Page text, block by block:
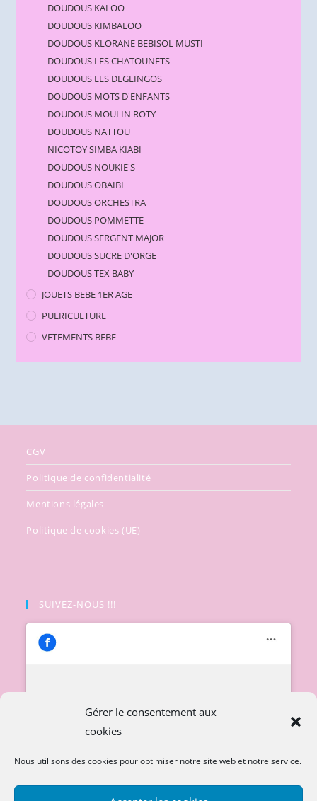
Gérer le consentement aux
cookies
Nous utilisons des cookies pour optimiser notre site web et notre service.
DOUDOUS KALOO
DOUDOUS KIMBALOO
DOUDOUS KLORANE BEBISOL MUSTI
DOUDOUS LES CHATOUNETS
DOUDOUS LES DEGLINGOS
DOUDOUS MOTS D'ENFANTS
DOUDOUS MOULIN ROTY
DOUDOUS NATTOU
NICOTOY SIMBA KIABI
DOUDOUS NOUKIE'S
DOUDOUS OBAIBI
DOUDOUS ORCHESTRA
DOUDOUS POMMETTE
DOUDOUS SERGENT MAJOR
DOUDOUS SUCRE D'ORGE
DOUDOUS TEX BABY
JOUETS BEBE 1ER AGE
PUERICULTURE
VETEMENTS BEBE
CGV
Politique de confidentialité
Mentions légales
Politique de cookies (UE)
SUIVEZ-NOUS !!!
Cliquez pour accepter les cookies
marketing et activer ce contenu